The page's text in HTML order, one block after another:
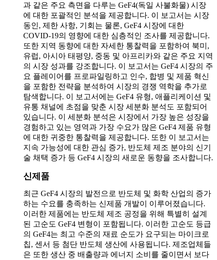
과 같은 주요 측면을 다루는 GeF4(독일 사불화물) 시장
에 대한 포괄적인 분석을 제공합니다. 이 보고서는 시장
동인, 제한 사항, 기회는 물론, GeF4 시장에 대한
COVID-19의 영향에 대한 심층적인 조사를 제공합니다.
또한 지역 동향에 대한 자세한 통찰력을 포함하여 북미,
유럽, 아시아 태평양, 중동 및 아프리카와 같은 주요 지역
의 시장 성과를 강조합니다. 이 보고서는 GeF4 시장의 주
요 플레이어를 프로파일링하고 인수, 합병 및 제품 혁신
을 포함한 전략을 분석하여 시장의 경쟁 역학을 추가로
탐색합니다. 이 보고서에는 GeF4 유형, 애플리케이션 및
유통 채널에 초점을 맞춘 시장 세분화 분석도 포함되어
있습니다. 이 세분화 분석은 시장에서 가장 높은 성장을
경험하고 있는 영역과 가장 수요가 많은 GeF4 제품 유형
에 대한 귀중한 통찰력을 제공합니다. 또한 이 보고서는
지속 가능성에 대한 관심 증가, 반도체 제조 분야의 신기
술 채택 증가 등 GeF4 시장의 새로운 동향을 조사합니다.
신제품
최근 GeF4 시장의 발전으로 반도체 및 화학 산업의 증가
하는 수요를 충족하는 신제품 개발이 이루어졌습니다.
이러한 제품에는 반도체 제조 공정을 위해 특별히 설계
된 고순도 GeF4 변형이 포함됩니다. 이러한 고순도 등급
의 GeF4는 최고 수준의 재료 순도가 요구되는 마이크로
칩, 센서 등 첨단 반도체 생산에 사용됩니다. 제조업체들
은 또한 생산 중 배출량과 에너지 소비를 줄이면서 보다